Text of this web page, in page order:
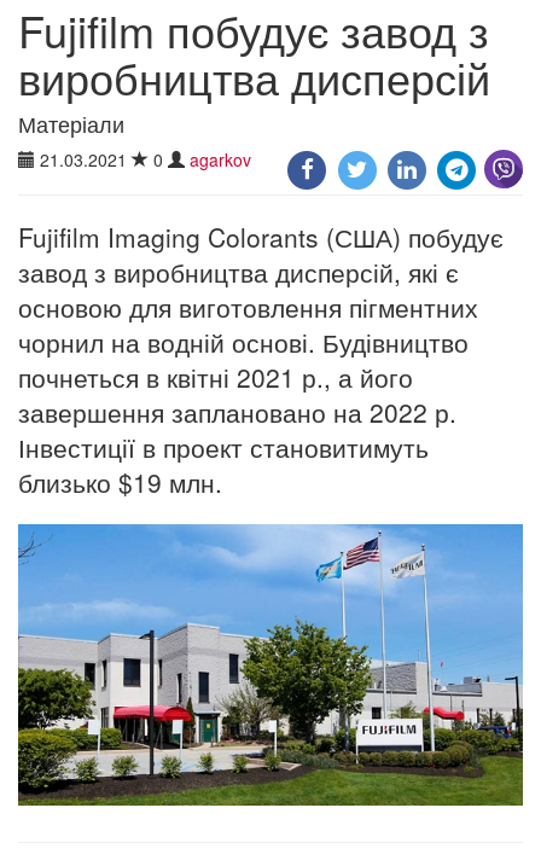
Fujifilm побудує завод з
виробництва дисперсій
Матеріали
21.03.2021 0 agarkov
Fujifilm Imaging Colorants (США) побудує
завод з виробництва дисперсій, які є
основою для виготовлення пігментних
чорнил на водній основі. Будівництво
почнеться в квітні 2021 р., а його
завершення заплановано на 2022 р.
Інвестиції в проект становитимуть
близько $19 млн.